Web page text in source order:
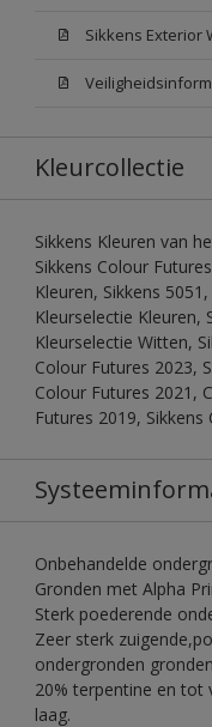
Kleurcollectie
Sikkens Kleuren van
Sikkens Colour
Kleuren, Sikkens
Kleurselectie Kleuren,
Kleurselectie Witten,
Colour Futures 2023,
Colour Futures 2021,
Futures 2019,
Onbehandelde
Gronden met Alpha
Sterk poederende
Zeer sterk
ondergronden
20% terpentine en tot
laag.